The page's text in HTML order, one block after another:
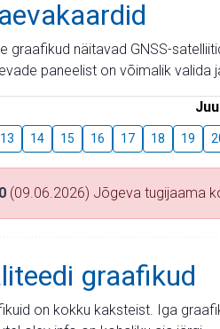
graafikud näitavad GNSS-
paneelist on võimalik valida
13 14 15 16 17 18 19
(09.06.2026) Jõgeva tugijaama
graafikud
on kokku kaksteist. Iga